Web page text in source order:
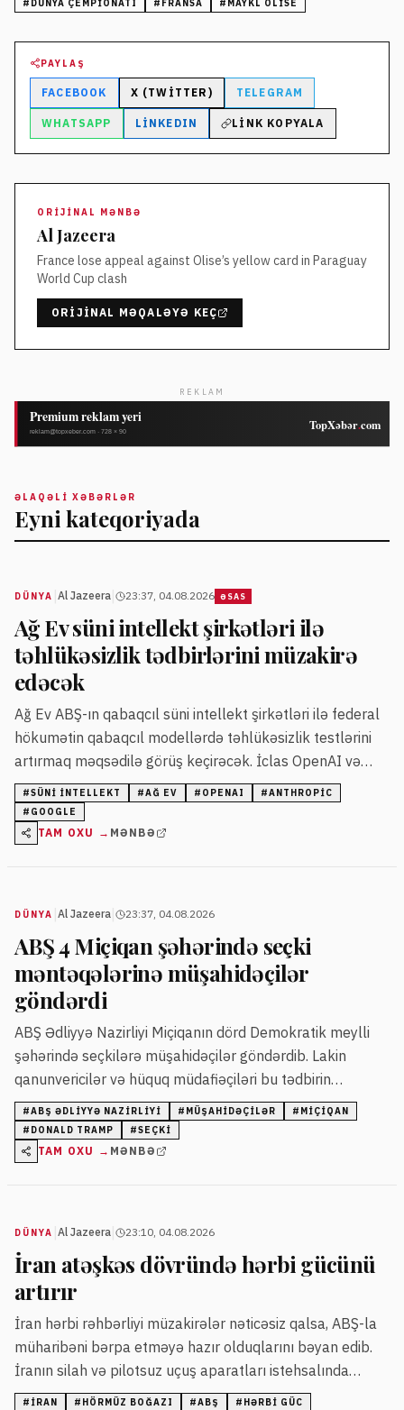
# DÜNYA ÇEMPIONATI # FRANSA # MAYKL OLISE
PAYLAŞ
FACEBOOK X (TWITTER) TELEGRAM
WHATSAPP LINKEDIN LINK KOPYALA
ORIJINAL MƏNBƏ
Al Jazeera
France lose appeal against Olise’s yellow card in Paraguay
World Cup clash
ORIJINAL MƏQALƏYƏ KEÇ
REKLAM
ƏLAQƏLI XƏBƏRLƏR
Eyni kateqoriyada
DÜNYA Al Jazeera 23:37, 04.08.2026 ƏSAS
Ağ Ev süni intellekt şirkətləri ilə
təhlükəsizlik tədbirlərini müzakirə
edəcək
Ağ Ev ABŞ-ın qabaqcıl süni intellekt şirkətləri ilə federal
hökumətin qabaqcıl modellərdə təhlükəsizlik testlərini
artırmaq məqsədilə görüş keçirəcək. İclas OpenAI və
Anthropic şirkətlərinin modellərində baş vermiş
kibertəhlükəsizlik hadisələrindən sonra təşkil olunur.
#SÜNI INTELLEKT #AĞ EV # OPENAI #ANTHROPIC
# GOOGLE
TAM OXU → MƏNBƏ
DÜNYA Al Jazeera 23:37, 04.08.2026
ABŞ 4 Miçiqan şəhərində seçki
məntəqələrinə müşahidəçilər
göndərdi
ABŞ Ədliyyə Nazirliyi Miçiqanın dörd Demokratik meylli
şəhərində seçkilərə müşahidəçilər göndərdib. Lakin
qanunvericilər və hüquq müdafiəçiləri bu tədbirin
partiyalar üçün istifadə edilə biləcəyindən narahatdır.
#ABŞ ƏDLIYYƏ NAZIRLIYI # MÜŞAHIDƏÇILƏR # MIÇIQAN
# DONALD TRAMP #SEÇKI
TAM OXU → MƏNBƏ
DÜNYA Al Jazeera 23:10, 04.08.2026
İran atəşkəs dövründə hərbi gücünü
artırır
İran hərbi rəhbərliyi müzakirələr nəticəsiz qalsa, ABŞ-la
müharibəni bərpa etməyə hazır olduqlarını bəyan edib.
İranın silah və pilotsuz uçuş aparatları istehsalında
irəliləyişlər olduğu bildirilib.
# İRAN # HÖRMÜZ BOĞAZI #ABŞ # HƏRBI GÜC